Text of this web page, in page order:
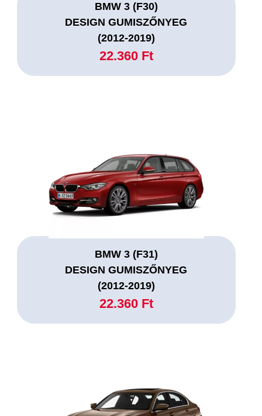
BMW 3 (F30)
DESIGN GUMISZŐNYEG
(2012-2019)
22.360 Ft
BMW 3 (F31)
DESIGN GUMISZŐNYEG
(2012-2019)
22.360 Ft